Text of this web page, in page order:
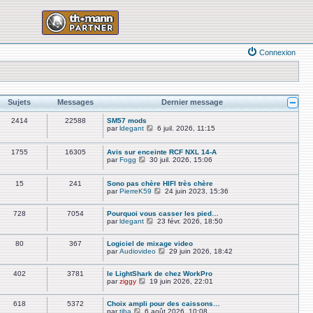
Connexion
Sujets Messages Dernier message
2414 22588
SM57 mods
parldegant
V
i
r
l
d
e
r
n
i
e
e
s
s
g
e
6 juil. 2026, 11:15
1755 16305
Avis sur enceinte RCF NXL 14-A
parFogg
V
i
r
l
d
e
r
i
e
r
e
s
s
g
e
30 juil. 2026, 15:06
15 241
Sono pas chère HIFI très chère
parPierreK59
V
i
r
l
d
e
r
i
e
r
s
24 juin 2023, 15:36
728 7054
Pourquoi vous casser les pied…
parldegant
V
i
r
l
d
e
r
i
e
23 févr. 2026, 18:50
80 367
Logiciel de mixage video
parAudiovideo
V
i
r
l
d
e
29 juin 2026, 18:42
402 3781
le LightShark de chez WorkPro
parziggy
V
i
r
l
19 juin 2026, 22:01
618 5372
Choix ampli pour des caissons…
partiba
V6 août 2026, 10:08